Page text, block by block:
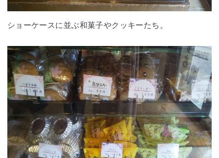
ショーケースに並ぶ和菓子やクッキーたち。